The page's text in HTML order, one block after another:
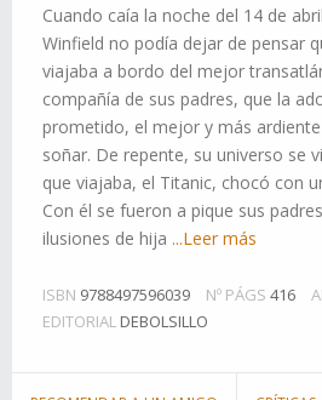
Cuando caía la noche del 14 de
Winfield no podía dejar de pensar
viajaba a bordo del mejor
compañía de sus padres, que la
prometido, el mejor y más
soñar. De repente, su universo se
que viajaba, el Titanic, chocó con
Con él se fueron a pique sus
ilusiones de hija ...Leer más
ISBN 9788497596039 Nº PÁGS 416
EDITORIAL DEBOLSILLO